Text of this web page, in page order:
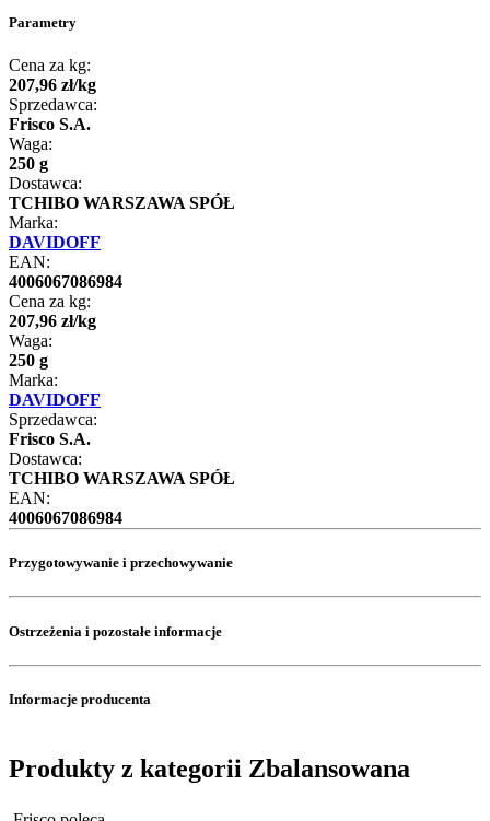
Parametry
Cena za kg:
207,96 zł/kg
Sprzedawca:
Frisco S.A.
Waga:
250 g
Dostawca:
TCHIBO WARSZAWA SPÓŁ
Marka:
DAVIDOFF
EAN:
4006067086984
Cena za kg:
207,96 zł/kg
Waga:
250 g
Marka:
DAVIDOFF
Sprzedawca:
Frisco S.A.
Dostawca:
TCHIBO WARSZAWA SPÓŁ
EAN:
4006067086984
Przygotowywanie i przechowywanie
Ostrzeżenia i pozostałe informacje
Informacje producenta
Produkty z kategorii Zbalansowana